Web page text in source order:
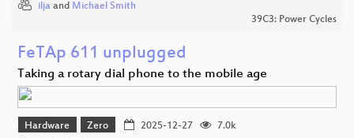
ilja and Michael Smith
39C3: Power Cycles
FeTAp 611 unplugged
Taking a rotary dial phone to the mobile age
Hardware Zero 2025-12-27
7.0k